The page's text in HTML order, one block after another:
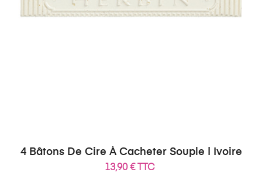
4 Bâtons De Cire À Cacheter Souple | Ivoire
13,90 € TTC